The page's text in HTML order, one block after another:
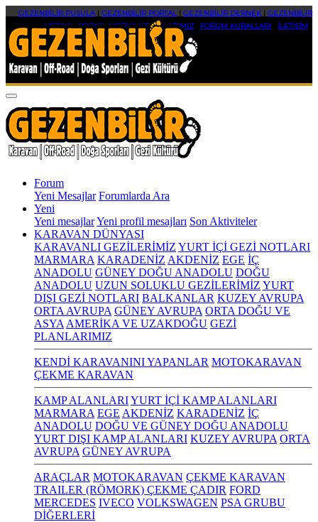
GEZENBİLİR PUSULA| GEZENBİLİR PORTAL| GEZENBİLİR DERNEK| GEZENBİLİR
MEDYA|SOSYAL MEDYA HESAPLARIMIZ FORUM KURALLARI İLETİŞİM
Forum
Yeni Mesajlar Forumlarda Ara
Yeni
Yeni mesajlarYeni profil mesajları Son Aktiviteler
KARAVAN DÜNYASI
KARAVANLI GEZİLERİMİZ YURT İÇİ GEZİ NOTLARI
MARMARA KARADENİZ AKDENİZ EGE İÇ
ANADOLU GÜNEY DOĞU ANADOLU DOĞU
ANADOLU UZUN SOLUKLU GEZİLERİMİZ YURT
DIŞI GEZİ NOTLARI BALKANLAR KUZEY AVRUPA
ORTA AVRUPA GÜNEY AVRUPA ORTA DOĞU VE
ASYA AMERİKA VE UZAKDOĞU GEZİ
PLANLARIMIZ
KENDİ KARAVANINI YAPANLAR MOTOKARAVAN
ÇEKME KARAVAN
KAMP ALANLARIYURT İÇİ KAMP ALANLARI
MARMARA EGE AKDENİZ KARADENİZ İÇ
ANADOLU DOĞU VE GÜNEY DOĞU ANADOLU
YURT DIŞI KAMP ALANLARI KUZEY AVRUPA ORTA
AVRUPA GÜNEY AVRUPA
ARAÇLAR MOTOKARAVAN ÇEKME KARAVAN
TRAILER (RÖMORK) ÇEKME ÇADIR FORD
MERCEDES IVECO VOLKSWAGEN PSA GRUBU
DİĞERLERİ